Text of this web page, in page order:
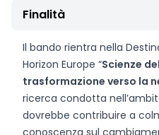
Finalità
Il bando rientra nella
Horizon Europe “Scienze
trasformazione verso la
ricerca condotta
dovrebbe contribuire a
conoscenza sul